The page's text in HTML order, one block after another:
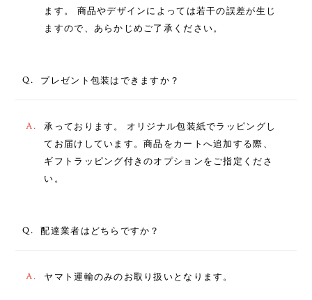
ます。 商品やデザインによっては若干の誤差が生じ
ますので、あらかじめご了承ください。
Q. プレゼント包装はできますか？
A.
承っております。 オリジナル包装紙でラッピングし
てお届けしています。商品をカートへ追加する際、
ギフトラッピング付きのオプションをご指定くださ
い。
Q. 配達業者はどちらですか？
A. ヤマト運輸のみのお取り扱いとなります。